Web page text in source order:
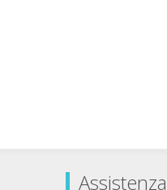
Assistenza